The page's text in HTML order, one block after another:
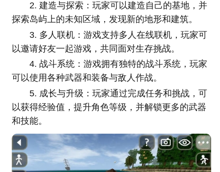
2. 建造与探索：玩家可以建造自己的基地，并
探索岛屿上的未知区域，发现新的地形和建筑。
3. 多人联机：游戏支持多人在线联机，玩家可
以邀请好友一起游戏，共同面对生存挑战。
4. 战斗系统：游戏拥有独特的战斗系统，玩家
可以使用各种武器和装备与敌人作战。
5. 成长与升级：玩家通过完成任务和挑战，可
以获得经验值，提升角色等级，并解锁更多的武器
和技能。